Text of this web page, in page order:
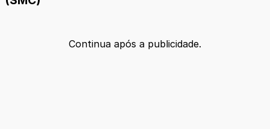
Continua após a publicidade.